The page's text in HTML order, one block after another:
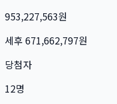
953,227,563원
세후 671,662,797원
당첨자
12명